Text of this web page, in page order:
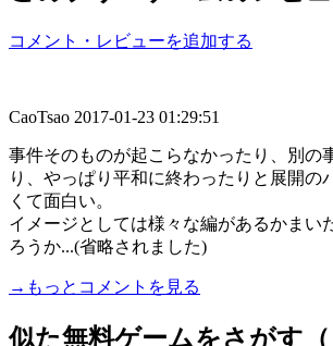
コメント・レビューを追加する
CaoTsao 2017-01-23 01:29:51
事件そのものが起こらなかったり、別の
り、やっぱり平和に終わったりと展開の
くて面白い。
イメージとしては様々な編があるかまい
ろうか...(省略されました)
→もっとコメントを見る
似た無料ゲームをさがす（